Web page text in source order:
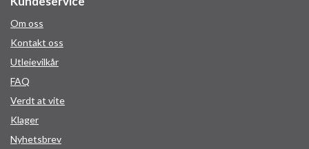
Om oss
Kontakt oss
Utleievilkår
FAQ
Verdt at vite
Klager
Nyhetsbrev